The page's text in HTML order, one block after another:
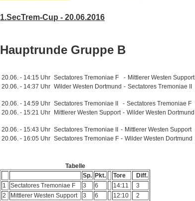
1.SecTrem-Cup - 20.06.2016
Hauptrunde Gruppe B
20.06. - 14:15 Uhr Sectatores Tremoniae F - Mittlerer Westen Support
20.06. - 14:37 Uhr Wilder Westen Dortmund - Sectatores Tremoniae II
20.06. - 14:59 Uhr Sectatores Tremoniae II - Sectatores Tremoniae F
20.06. - 15:21 Uhr Mittlerer Westen Support - Wilder Westen Dortmund
20.06. - 15:43 Uhr Sectatores Tremoniae II - Mittlerer Westen Support
20.06. - 16:05 Uhr Sectatores Tremoniae F - Wilder Westen Dortmund
Tabelle
Sp. Pkt. Tore
Diff.
1
Sectatores Tremoniae F 3 6 14:11
3
2
Mittlerer Westen Support 3 6 12:10
2